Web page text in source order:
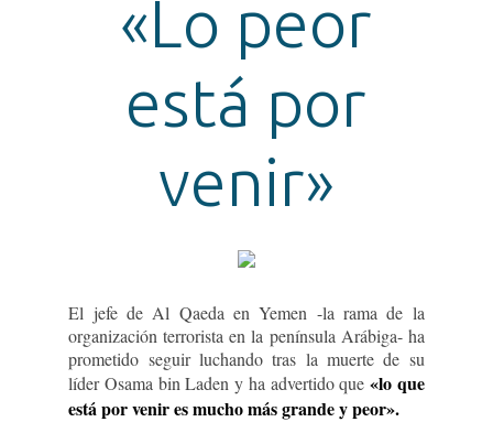
«Lo peor
está por
venir»
El jefe de Al Qaeda en Yemen -la rama de la
organización terrorista en la península Arábiga- ha
prometido seguir luchando tras la muerte de su
líder Osama bin Laden y ha advertido que «lo que
está por venir es mucho más grande y peor».